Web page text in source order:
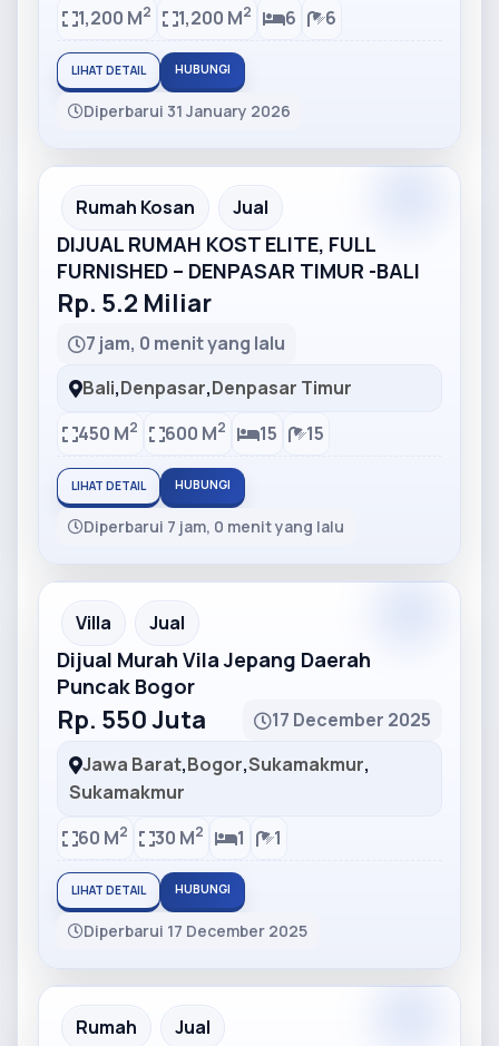
1,200 M2 1,200 M2 6 6
LIHAT DETAIL HUBUNGI
Diperbarui 31 January 2026
Partner Ad
Rumah Kosan Jual
DIJUAL RUMAH KOST ELITE, FULL
FURNISHED – DENPASAR TIMUR -BALI
Rp. 5.2 Miliar
7 jam, 0 menit yang lalu
Bali,Denpasar,Denpasar Timur
450 M2 600 M2 15 15
LIHAT DETAIL HUBUNGI
Diperbarui 7 jam, 0 menit yang lalu
Partner Ad
Villa Jual
Dijual Murah Vila Jepang Daerah
Puncak Bogor
Rp. 550 Juta
17 December 2025
Jawa Barat,Bogor,Sukamakmur,
Sukamakmur
60 M2 30 M2 1 1
LIHAT DETAIL HUBUNGI
Diperbarui 17 December 2025
Partner Ad
Rumah Jual